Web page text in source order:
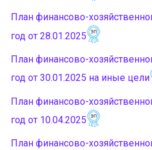
План финансово-
год от 28.01.2025
План финансово-
год от 30.01.2025 на иные цели
План финансово-
год от 10.04.2025
План финансово-